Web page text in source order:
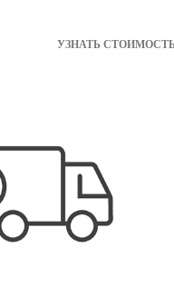
УЗНАТЬ